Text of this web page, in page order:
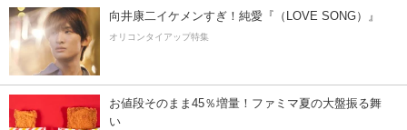
向井康二イケメンすぎ！純愛『（LOVE SONG）』
オリコンタイアップ特集
お値段そのまま45％増量！ファミマ夏の大盤振る舞
い